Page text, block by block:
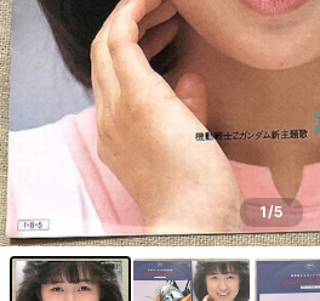
1/5